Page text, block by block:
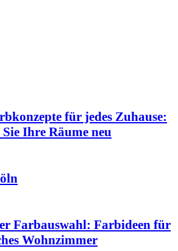
für jedes Zuhause:
Sie Ihre Räume neu
Farbauswahl: Farbideen für
Wohnzimmer